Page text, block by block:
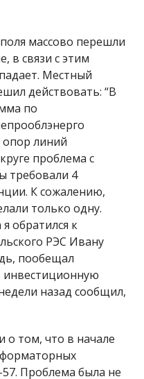
РЭС Ивану
пообещал
назад сообщил,
о том, что в начале
Проблема была не
в сети стабильно
улице Вольвача.
проведут на
Передовиков,
Ранее мы сообщали о